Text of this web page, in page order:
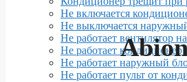
Не включается
Не выключается
Не работает вентилятор
Не работает кондиционер
Не работает наружный
Не работает пульт от